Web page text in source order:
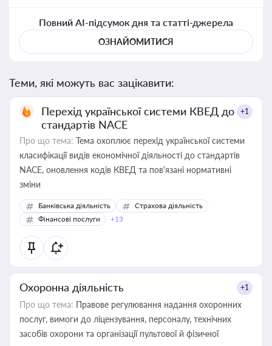
Повний AI-підсумок дня та статті-джерела
ОЗНАЙОМИТИСЯ
Теми, які можуть вас зацікавити:
Перехід української системи КВЕД до
стандартів NACE
+1
Про що тема: Тема охоплює перехід української системи
класифікації видів економічної діяльності до стандартів
NACE, оновлення кодів КВЕД та пов'язані нормативні
зміни
Банківська діяльність
Страхова діяльність
Фінансові послуги
+13
Охоронна діяльність +1
Про що тема: Правове регулювання надання охоронних
послуг, вимоги до ліцензування, персоналу, технічних
засобів охорони та організації пультової й фізичної